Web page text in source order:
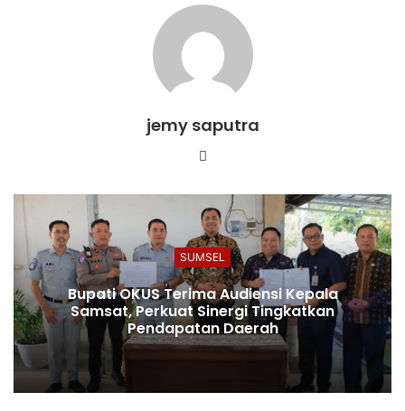
jemy saputra
Website
SUMSEL
Bupati OKUS Terima Audiensi Kepala
Samsat, Perkuat Sinergi Tingkatkan
Pendapatan Daerah